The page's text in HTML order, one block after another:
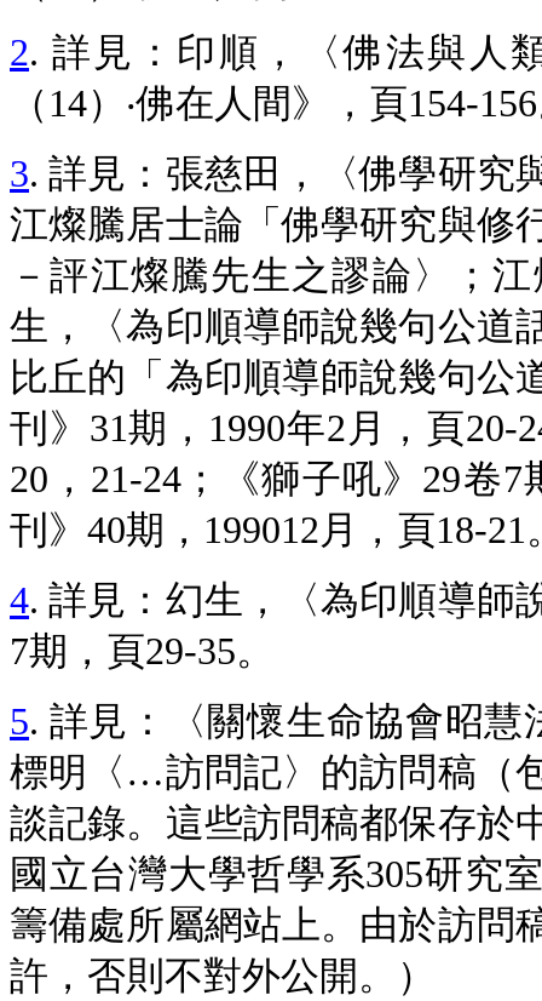
2. 詳見：印順，〈佛法與人
（14）‧佛在人間》，頁154-
3. 詳見：張慈田，〈佛學研究
江燦騰居士論「佛學研究與修
－評江燦騰先生之謬論〉；
生，〈為印順導師說幾句公道
比丘的「為印順導師說幾句公
刊》31期，1990年2月，頁20-
20，21-24；《獅子吼》29卷
刊》40期，199012月，頁18-21
4. 詳見：幻生，〈為印順導師
7期，頁29-35。
5. 詳見：〈關懷生命協會昭
標明〈…訪問記〉的訪問稿（
談記錄。這些訪問稿都保存於
國立台灣大學哲學系305研究
籌備處所屬網站上。由於訪問
許，否則不對外公開。）